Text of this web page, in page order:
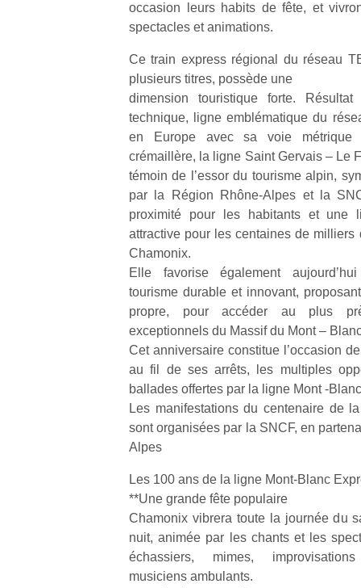
occasion leurs habits de fête, et
spectacles et animations.
Ce train express régional du réseau
plusieurs titres, possède une
dimension touristique forte. Résultat
technique, ligne emblématique du
en Europe avec sa voie métrique
crémaillère, la ligne Saint Gervais – Le
témoin de l’essor du tourisme alpin,
par la Région Rhône-Alpes et la
proximité pour les habitants et une
attractive pour les centaines de
Chamonix.
Elle favorise également
tourisme durable et innovant,
propre, pour accéder au plus
exceptionnels du Massif du Mont –
Cet anniversaire constitue l’occasion
au fil de ses arrêts, les multiples
ballades offertes par la ligne Mont -
Les manifestations du centenaire de
sont organisées par la SNCF, en
Alpes
Les 100 ans de la ligne Mont-Blanc
**Une grande fête populaire
Chamonix vibrera toute la journée du
nuit, animée par les chants et les
échassiers, mimes,
musiciens ambulants.